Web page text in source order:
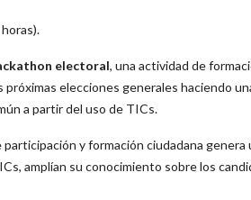
electoral, una actividad de
elecciones generales haciendo
a partir del uso de TICs.
y formación ciudadana
amplían su conocimiento sobre los